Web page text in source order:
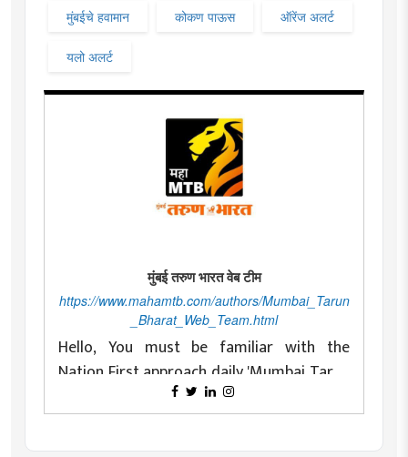
मुंबईचे हवामान कोकण पाऊस ऑरेंज अलर्ट
यलो अलर्ट
मुंबई तरुण भारत वेब टीम
https://www.mahamtb.com/authors/Mumbai_Tarun
_Bharat_Web_Team.html
Hello, You must be familiar with the
Nation First approach daily 'Mumbai Tarun
Bharat' as a newspaper committed to
fearless and nationalist ideals and
constantly doing conscious journalism for
Changing with time is essential for any